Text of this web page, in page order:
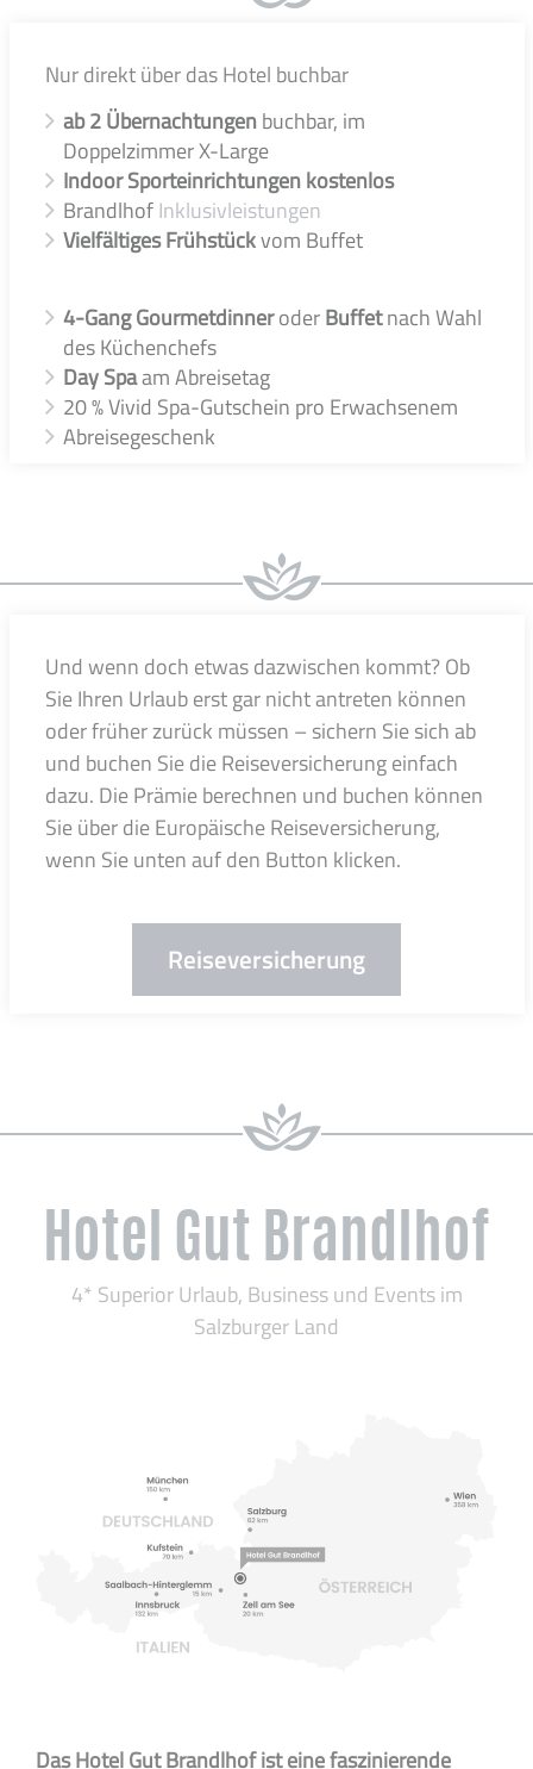
Nur direkt über das Hotel buchbar
ab 2 Übernachtungenbuchbar, im
Doppelzimmer X-Large
Indoor Sporteinrichtungen kostenlos
BrandlhofInklusivleistungen
Vielfältiges Frühstückvom Buffet
4-Gang GourmetdinneroderBuffetnach Wahl
des Küchenchefs
Day Spaam Abreisetag
20 % Vivid Spa-Gutschein pro Erwachsenem
Abreisegeschenk
Und wenn doch etwas dazwischen kommt? Ob
Sie Ihren Urlaub erst gar nicht antreten können
oder früher zurück müssen – sichern Sie sich ab
und buchen Sie die Reiseversicherung einfach
dazu. Die Prämie berechnen und buchen können
Sie über die Europäische Reiseversicherung,
wenn Sie unten auf den Button klicken.
Reiseversicherung
Hotel Gut Brandlhof
4* Superior Urlaub, Business und Events im
Salzburger Land
Das Hotel Gut Brandlhof ist eine faszinierende